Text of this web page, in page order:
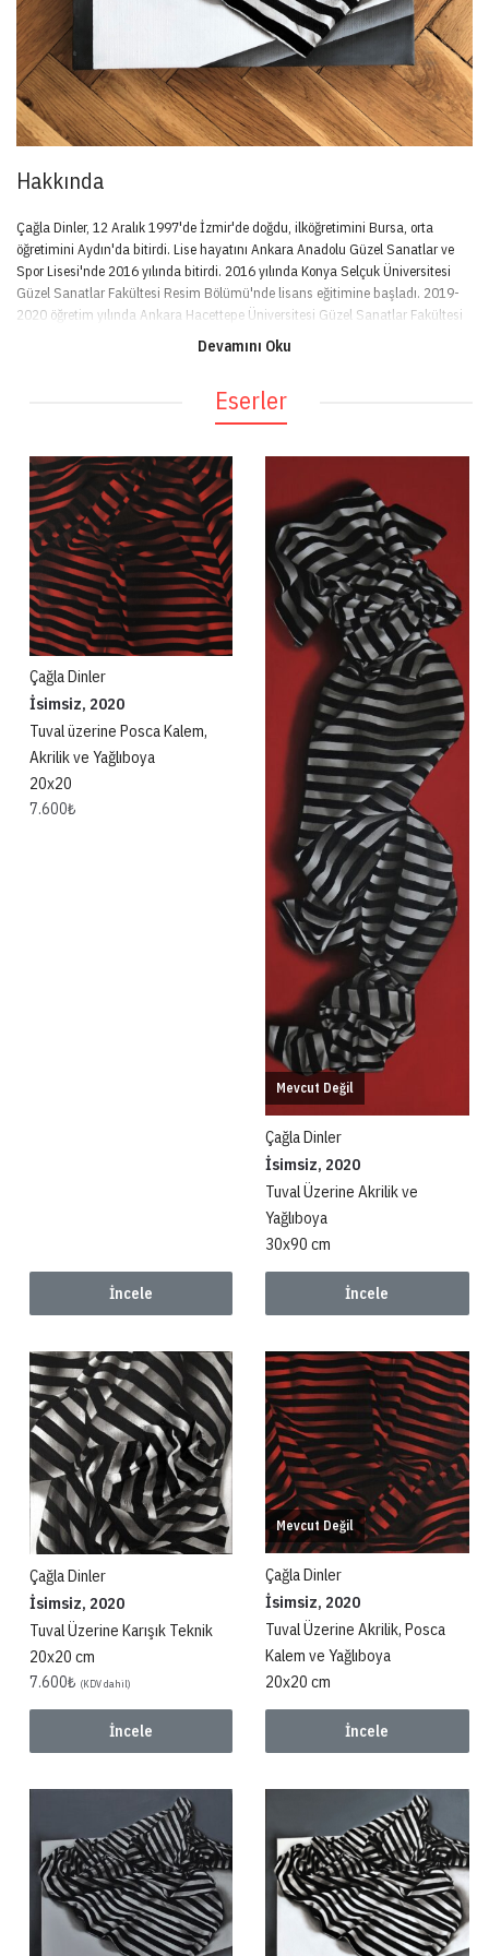
Hakkında
Devamını Oku
Çağla Dinler, 12 Aralık 1997'de İzmir'de doğdu, ilköğretimini Bursa, orta
öğretimini Aydın'da bitirdi. Lise hayatını Ankara Anadolu Güzel Sanatlar ve
Spor Lisesi'nde 2016 yılında bitirdi. 2016 yılında Konya Selçuk Üniversitesi
Güzel Sanatlar Fakültesi Resim Bölümü'nde lisans eğitimine başladı. 2019-
2020 öğretim yılında Ankara Hacettepe Üniversitesi Güzel Sanatlar Fakültesi
Resim Bölümü'nde Farabi Değişim Programı yaptı. Üniversite hayatını Konya
Eserler
Çağla Dinler
İsimsiz, 2020
Tuval üzerine Posca Kalem,
Akrilik ve Yağlıboya
20x20
7.600₺
İncele
Mevcut Değil
Çağla Dinler
İsimsiz, 2020
Tuval Üzerine Akrilik ve
Yağlıboya
30x90 cm
İncele
Çağla Dinler
İsimsiz, 2020
Tuval Üzerine Karışık Teknik
20x20 cm
7.600₺ (KDV dahil)
İncele
Mevcut Değil
Çağla Dinler
İsimsiz, 2020
Tuval Üzerine Akrilik, Posca
Kalem ve Yağlıboya
20x20 cm
İncele